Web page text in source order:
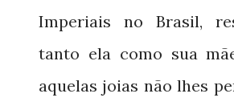
Imperiais no Brasil,
tanto ela como sua
aquelas joias não lhes